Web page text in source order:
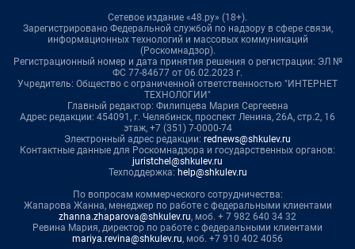
Сетевое издание «48.ру» (18+).
Зарегистрировано Федеральной службой по надзору в сфере связи,
информационных технологий и массовых коммуникаций
(Роскомнадзор).
Регистрационный номер и дата принятия решения о регистрации: ЭЛ №
ФС 77-84677 от 06.02.2023 г.
Учредитель: Общество с ограниченной ответственностью "ИНТЕРНЕТ
ТЕХНОЛОГИИ"
Главный редактор: Филипцева Мария Сергеевна
Адрес редакции: 454091, г. Челябинск, проспект Ленина, 26А, стр.2, 16
этаж, +7 (351) 7-0000-74
Электронный адрес редакции: rednews@shkulev.ru
Контактные данные для Роскомнадзора и государственных органов:
juristchel@shkulev.ru
Техподдержка: help@shkulev.ru
По вопросам коммерческого сотрудничества:
Жапарова Жанна, менеджер по работе с федеральными клиентами
zhanna.zhaparova@shkulev.ru, моб. + 7 982 640 34 32
Ревина Мария, директор по работе с федеральными клиентами
mariya.revina@shkulev.ru, моб. +7 910 402 4056